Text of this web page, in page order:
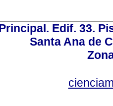
Edif. 33.
Santa Ana de